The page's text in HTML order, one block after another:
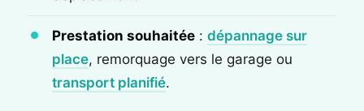
Prestation souhaitée : dépannage sur
place, remorquage vers le garage ou
transport planifié.